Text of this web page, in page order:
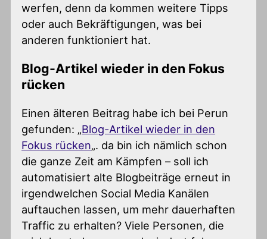
werfen, denn da kommen weitere Tipps
oder auch Bekräftigungen, was bei
anderen funktioniert hat.
Blog-Artikel wieder in den Fokus
rücken
Einen älteren Beitrag habe ich bei Perun
gefunden: „Blog-Artikel wieder in den
Fokus rücken„. da bin ich nämlich schon
die ganze Zeit am Kämpfen – soll ich
automatisiert alte Blogbeiträge erneut in
irgendwelchen Social Media Kanälen
auftauchen lassen, um mehr dauerhaften
Traffic zu erhalten? Viele Personen, die